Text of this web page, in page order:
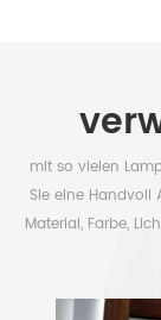
mit so vielen
Sie eine Handvoll
Material, Farbe,